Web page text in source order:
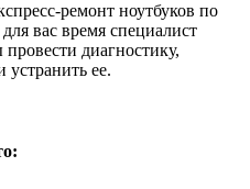
ремонт ноутбуков по
вас время специалист
диагностику,
ее.